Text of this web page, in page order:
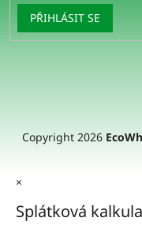
PŘIHLÁSIT SE
Copyright 2026
×
Splátková